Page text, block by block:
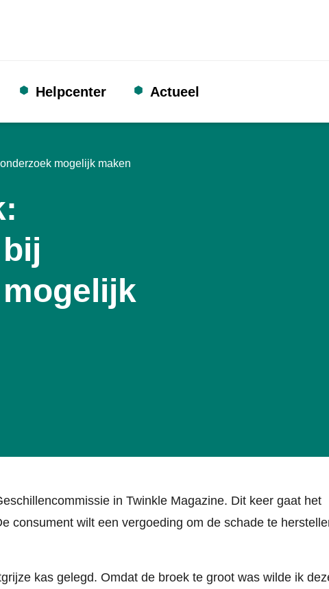
Helpcenter Actueel
mogelijk maken
in Twinkle Magazine. Dit keer gaat het
consument wilt een vergoeding om de schade te
kas gelegd. Omdat de broek te groot was wilde ik